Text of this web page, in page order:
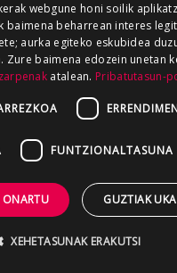
webgune honi soilik
baimena beharrean interes
aurka egiteko eskubidea
Zure baimena edozein unetan
atalean. Pribatutasun-
FUNTZIONALTASUNA
GUZTIAK
XEHETASUNAK ERAKUTSI